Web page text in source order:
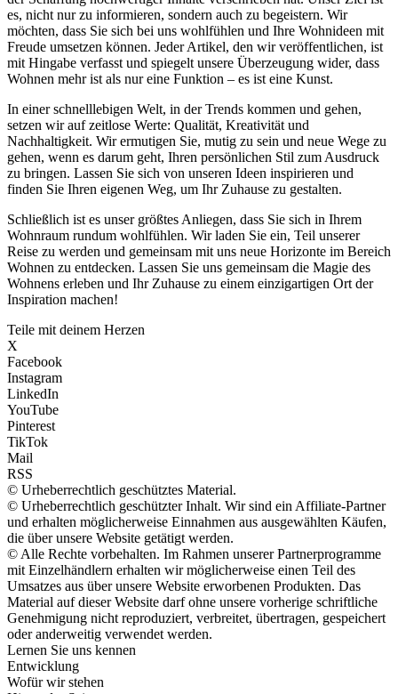
es, nicht nur zu informieren, sondern auch zu begeistern. Wir
möchten, dass Sie sich bei uns wohlfühlen und Ihre Wohnideen mit
Freude umsetzen können. Jeder Artikel, den wir veröffentlichen, ist
mit Hingabe verfasst und spiegelt unsere Überzeugung wider, dass
Wohnen mehr ist als nur eine Funktion – es ist eine Kunst.
In einer schnelllebigen Welt, in der Trends kommen und gehen,
setzen wir auf zeitlose Werte: Qualität, Kreativität und
Nachhaltigkeit. Wir ermutigen Sie, mutig zu sein und neue Wege zu
gehen, wenn es darum geht, Ihren persönlichen Stil zum Ausdruck
zu bringen. Lassen Sie sich von unseren Ideen inspirieren und
finden Sie Ihren eigenen Weg, um Ihr Zuhause zu gestalten.
Schließlich ist es unser größtes Anliegen, dass Sie sich in Ihrem
Wohnraum rundum wohlfühlen. Wir laden Sie ein, Teil unserer
Reise zu werden und gemeinsam mit uns neue Horizonte im Bereich
Wohnen zu entdecken. Lassen Sie uns gemeinsam die Magie des
Wohnens erleben und Ihr Zuhause zu einem einzigartigen Ort der
Inspiration machen!
Teile mit deinem Herzen
X
Facebook
Instagram
LinkedIn
YouTube
Pinterest
TikTok
Mail
RSS
© Urheberrechtlich geschütztes Material.
© Urheberrechtlich geschützter Inhalt. Wir sind ein Affiliate-Partner
und erhalten möglicherweise Einnahmen aus ausgewählten Käufen,
die über unsere Website getätigt werden.
© Alle Rechte vorbehalten. Im Rahmen unserer Partnerprogramme
mit Einzelhändlern erhalten wir möglicherweise einen Teil des
Umsatzes aus über unsere Website erworbenen Produkten. Das
Material auf dieser Website darf ohne unsere vorherige schriftliche
Genehmigung nicht reproduziert, verbreitet, übertragen, gespeichert
oder anderweitig verwendet werden.
Lernen Sie uns kennen
Entwicklung
Wofür wir stehen